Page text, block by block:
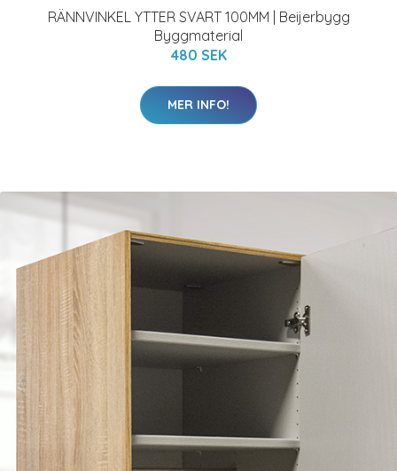
RÄNNVINKEL YTTER SVART 100MM | Beijerbygg
Byggmaterial
480 SEK
MER INFO!